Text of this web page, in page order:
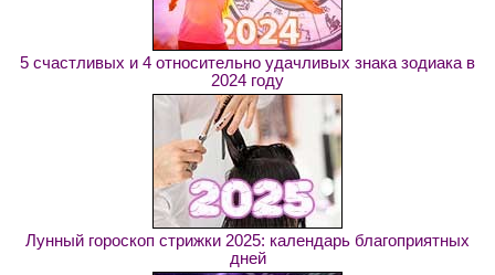
5 счастливых и 4 относительно удачливых знака зодиака в
2024 году
Лунный гороскоп стрижки 2025: календарь благоприятных
дней